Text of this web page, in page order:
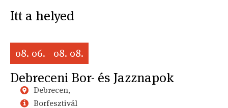
Itt a helyed
08. 06. - 08. 08.
Debreceni Bor- és Jazznapok
Debrecen,
Borfesztivál